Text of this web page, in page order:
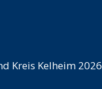
Kreis Kelheim 2026